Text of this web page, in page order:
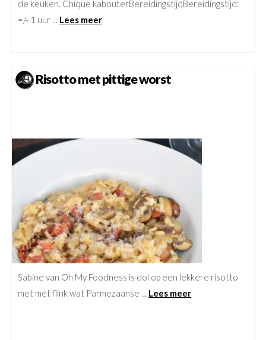
de keuken. Chique kabouterBereidingstijdBereidingstijd:
=/- 1 uur ... Lees meer
Risotto met pittige worst
Sabine van Oh My Foodness is dol op een lekkere risotto
met met flink wat Parmezaanse ... Lees meer